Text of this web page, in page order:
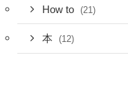
How to (21)
本 (12)